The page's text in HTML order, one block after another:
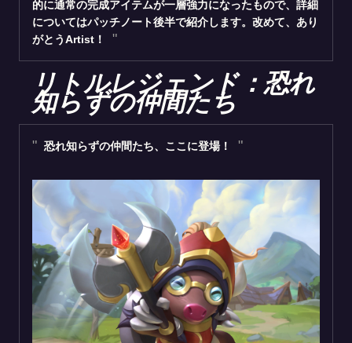
的に通常の完成アイテムが一層強力になったもので、詳細
についてはパッチノート後半で紹介します。改めて、あり
がとうArtist！
リトルレジェンド：恐れ
知らずの仲間たち
恐れ知らずの仲間たち、ここに登場！